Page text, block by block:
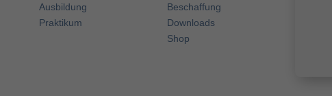
Ausbildung
Praktikum
Beschaffung
Downloads
Shop